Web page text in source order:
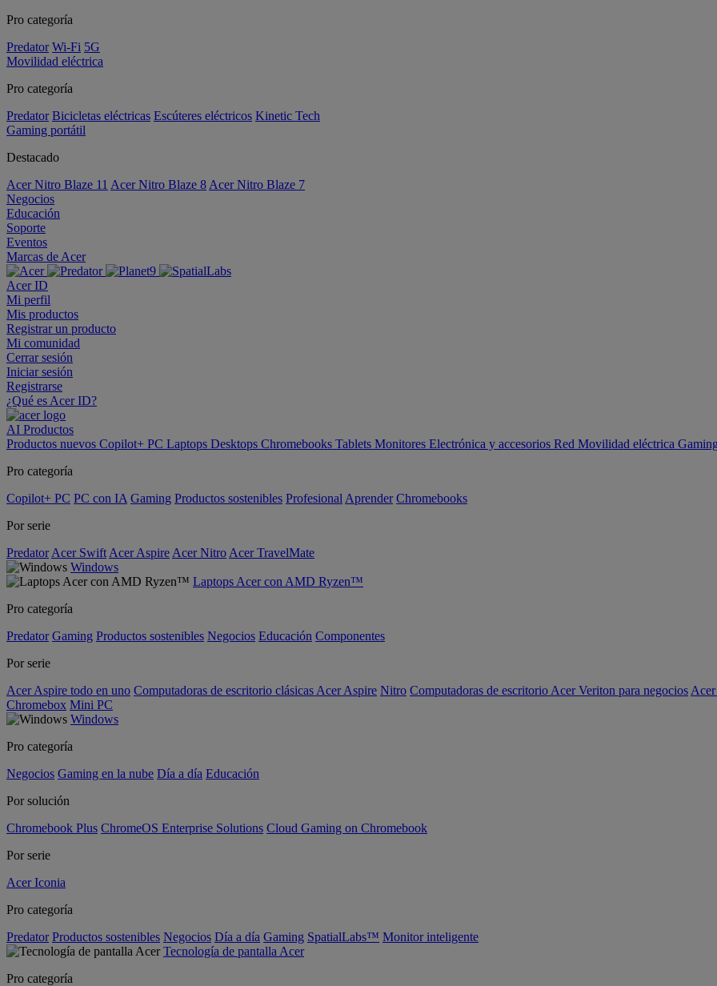
Pro categoría
Predator Wi-Fi 5G
Movilidad eléctrica
Pro categoría
Predator Bicicletas eléctricas Escúteres eléctricos Kinetic Tech
Gaming portátil
Destacado
Acer Nitro Blaze 11 Acer Nitro Blaze 8 Acer Nitro Blaze 7
Negocios
Educación
Soporte
Eventos
Marcas de Acer
Acer ID
Mi perfil
Mis productos
Registrar un producto
Mi comunidad
Cerrar sesión
Iniciar sesión
Registrarse
¿Qué es Acer ID?
AI Productos
Productos nuevos Copilot+ PC Laptops Desktops Chromebooks Tablets Monitores Electrónica y accesorios Red Movilidad eléctrica
Pro categoría
Copilot+ PC PC con IA Gaming Productos sostenibles Profesional Aprender Chromebooks
Por serie
Predator Acer Swift Acer Aspire Acer Nitro Acer TravelMate
Windows
Laptops Acer con AMD Ryzen™
Pro categoría
Predator Gaming Productos sostenibles Negocios Educación Componentes
Por serie
Acer Aspire todo en uno Computadoras de escritorio clásicas Acer Aspire Nitro Computadoras de escritorio Acer Veriton para negocios
Chromebox Mini PC
Windows
Pro categoría
Negocios Gaming en la nube Día a día Educación
Por solución
Chromebook Plus ChromeOS Enterprise Solutions Cloud Gaming on Chromebook
Por serie
Acer Iconia
Pro categoría
Predator Productos sostenibles Negocios Día a día Gaming SpatialLabs™ Monitor inteligente
Tecnología de pantalla Acer
Pro categoría